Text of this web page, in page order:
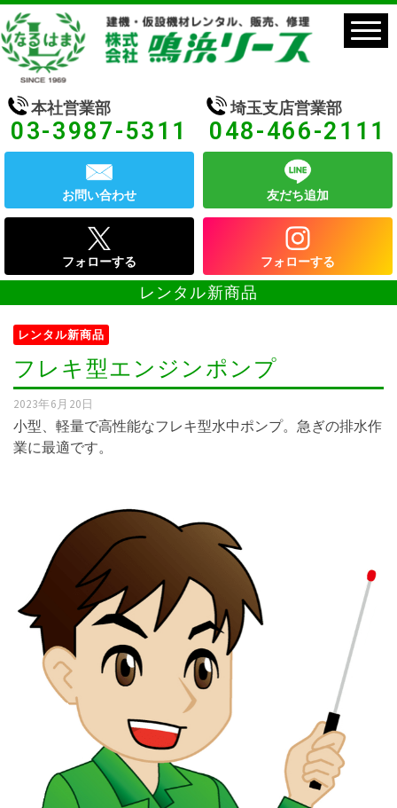
本社営業部
03-3987-5311
埼玉支店営業部
048-466-2111
お問い合わせ 友だち追加
フォローする フォローする
レンタル新商品
レンタル新商品
フレキ型エンジンポンプ
2023年6月20日
小型、軽量で高性能なフレキ型水中ポンプ。急ぎの排水作
業に最適です。